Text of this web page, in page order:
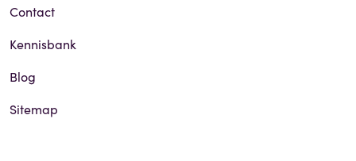
Contact
Kennisbank
Blog
Sitemap